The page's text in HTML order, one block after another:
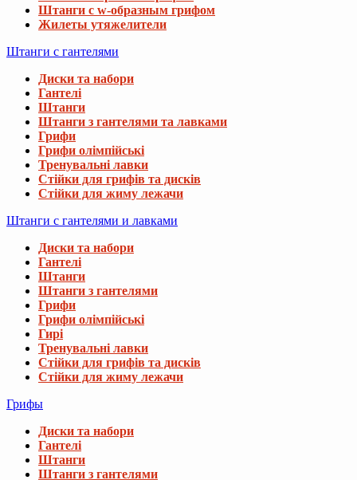
Штанги с w-образным грифом
Жилеты утяжелители
Штанги с гантелями
Диски та набори
Гантелі
Штанги
Штанги з гантелями та лавками
Грифи
Грифи олімпійські
Тренувальні лавки
Стійки для грифів та дисків
Стійки для жиму лежачи
Штанги с гантелями и лавками
Диски та набори
Гантелі
Штанги
Штанги з гантелями
Грифи
Грифи олімпійські
Гирі
Тренувальні лавки
Стійки для грифів та дисків
Стійки для жиму лежачи
Грифы
Диски та набори
Гантелі
Штанги
Штанги з гантелями